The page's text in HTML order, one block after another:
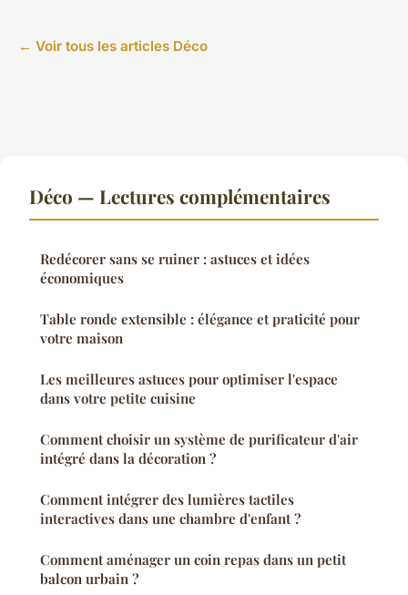
← Voir tous les articles Déco
Déco — Lectures complémentaires
Redécorer sans se ruiner : astuces et idées
économiques
Table ronde extensible : élégance et praticité pour
votre maison
Les meilleures astuces pour optimiser l'espace
dans votre petite cuisine
Comment choisir un système de purificateur d'air
intégré dans la décoration ?
Comment intégrer des lumières tactiles
interactives dans une chambre d'enfant ?
Comment aménager un coin repas dans un petit
balcon urbain ?